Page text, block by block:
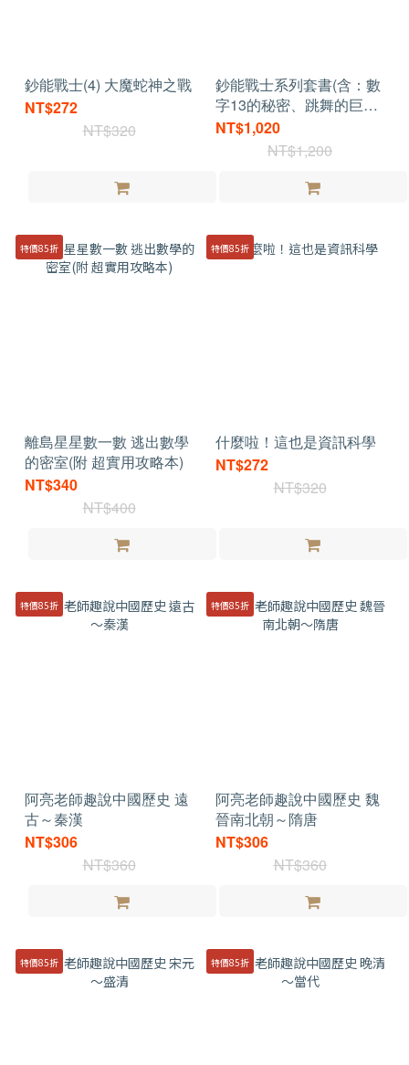
鈔能戰士(4) 大魔蛇神之戰
NT$272
NT$320
鈔能戰士系列套書(含：數
字13的秘密、跳舞的巨
人、B613暗黑星球、大魔
蛇神之戰)
NT$1,020
NT$1,200
特價85折
離島星星數一數 逃出數學
的密室(附 超實用攻略本)
NT$340
NT$400
特價85折
什麼啦！這也是資訊科學
NT$272
NT$320
特價85折
阿亮老師趣說中國歷史 遠
古～秦漢
NT$306
NT$360
特價85折
阿亮老師趣說中國歷史 魏
晉南北朝～隋唐
NT$306
NT$360
特價85折 特價85折